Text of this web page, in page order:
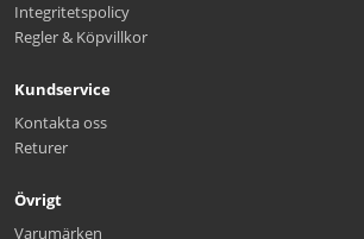
Integritetspolicy
Regler & Köpvillkor
Kundservice
Kontakta oss
Returer
Övrigt
Varumärken